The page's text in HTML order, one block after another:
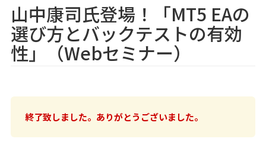
山中康司氏登場！「MT5 EAの
選び方とバックテストの有効
性」（Webセミナー）
終了致しました。ありがとうございました。